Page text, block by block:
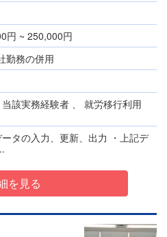
円 ~ 250,000円
勤務の併用
該実務経験者 、 就労移行利用
ータの入力、更新、出力 ・上記デ
を見る